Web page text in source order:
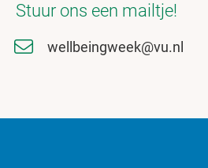
Stuur ons een mailtje!
wellbeingweek@vu.nl